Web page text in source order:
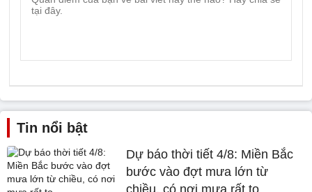
Tin nổi bật
Dự báo thời tiết 4/8: Miền Bắc
bước vào đợt mưa lớn từ
chiều, có nơi mưa rất to